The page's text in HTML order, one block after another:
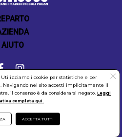
AIUTO
PRIVACY
i cookie per statistiche e per
Navigando nel sito accetti implicitamente il
il consenso è da considerarsi negato. Leggi
completa qui.
ACCETTA TUTTI